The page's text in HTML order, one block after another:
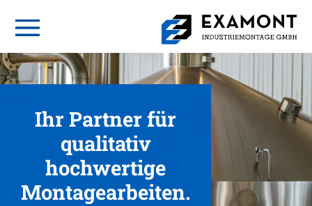
Ihr Partner für
qualitativ
hochwertige
Montagearbeiten.